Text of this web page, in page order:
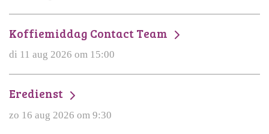
Koffiemiddag Contact Team
di 11 aug 2026 om 15:00
Eredienst
zo 16 aug 2026 om 9:30